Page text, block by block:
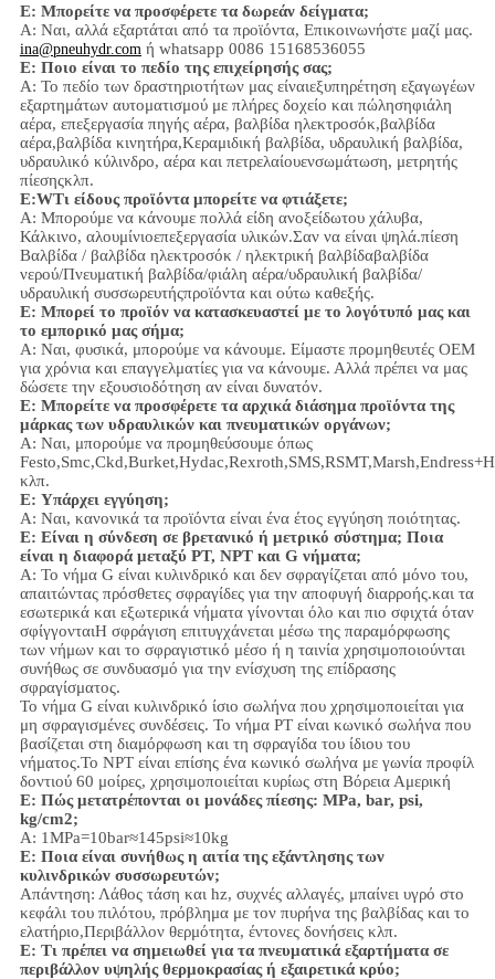
Ε: Μπορείτε να προσφέρετε τα δωρεάν δείγματα;
Α: Ναι, αλλά εξαρτάται από τα προϊόντα, Επικοινωνήστε μαζί μας.
ina@pneuhydr.com ή whatsapp 0086 15168536055
Ε: Ποιο είναι το πεδίο της επιχείρησής σας;
Α: Το πεδίο των δραστηριοτήτων μας είναιεξυπηρέτηση εξαγωγέων
εξαρτημάτων αυτοματισμού με πλήρες δοχείο και πώλησηφιάλη
αέρα, επεξεργασία πηγής αέρα, βαλβίδα ηλεκτροσόκ,βαλβίδα
αέρα,βαλβίδα κινητήρα,Κεραμιδική βαλβίδα, υδραυλική βαλβίδα,
υδραυλικό κύλινδρο, αέρα και πετρελαίουενσωμάτωση, μετρητής
πίεσηςκλπ.
Ε:WΤι είδους προϊόντα μπορείτε να φτιάξετε;
Α: Μπορούμε να κάνουμε πολλά είδη ανοξείδωτου χάλυβα,
Κάλκινο, αλουμίνιοεπεξεργασία υλικών.Σαν να είναι ψηλά.πίεση
Βαλβίδα / βαλβίδα ηλεκτροσόκ / ηλεκτρική βαλβίδαβαλβίδα
νερού/Πνευματική βαλβίδα/φιάλη αέρα/υδραυλική βαλβίδα/
υδραυλική συσσωρευτήςπροϊόντα και ούτω καθεξής.
Ε: Μπορεί το προϊόν να κατασκευαστεί με το λογότυπό μας και
το εμπορικό μας σήμα;
Α: Ναι, φυσικά, μπορούμε να κάνουμε. Είμαστε προμηθευτές OEM
για χρόνια και επαγγελματίες για να κάνουμε. Αλλά πρέπει να μας
δώσετε την εξουσιοδότηση αν είναι δυνατόν.
Ε: Μπορείτε να προσφέρετε τα αρχικά διάσημα προϊόντα της
μάρκας των υδραυλικών και πνευματικών οργάνων;
Α: Ναι, μπορούμε να προμηθεύσουμε όπως
κλπ.
Ε: Υπάρχει εγγύηση;
Α: Ναι, κανονικά τα προϊόντα είναι ένα έτος εγγύηση ποιότητας.
Ε: Είναι η σύνδεση σε βρετανικό ή μετρικό σύστημα; Ποια
είναι η διαφορά μεταξύ PT, NPT και G νήματα;
Α: Το νήμα G είναι κυλινδρικό και δεν σφραγίζεται από μόνο του,
απαιτώντας πρόσθετες σφραγίδες για την αποφυγή διαρροής.και τα
εσωτερικά και εξωτερικά νήματα γίνονται όλο και πιο σφιχτά όταν
σφίγγονταιΗ σφράγιση επιτυγχάνεται μέσω της παραμόρφωσης
των νήμων και το σφραγιστικό μέσο ή η ταινία χρησιμοποιούνται
συνήθως σε συνδυασμό για την ενίσχυση της επίδρασης
σφραγίσματος.
Το νήμα G είναι κυλινδρικό ίσιο σωλήνα που χρησιμοποιείται για
μη σφραγισμένες συνδέσεις. Το νήμα PT είναι κωνικό σωλήνα που
βασίζεται στη διαμόρφωση και τη σφραγίδα του ίδιου του
νήματος.Το NPT είναι επίσης ένα κωνικό σωλήνα με γωνία προφίλ
δοντιού 60 μοίρες, χρησιμοποιείται κυρίως στη Βόρεια Αμερική
Ε: Πώς μετατρέπονται οι μονάδες πίεσης: MPa, bar, psi,
kg/cm2;
Α: 1MPa=10bar≈145psi≈10kg
Ε: Ποια είναι συνήθως η αιτία της εξάντλησης των
κυλινδρικών συσσωρευτών;
Απάντηση: Λάθος τάση και hz, συχνές αλλαγές, μπαίνει υγρό στο
κεφάλι του πιλότου, πρόβλημα με τον πυρήνα της βαλβίδας και το
ελατήριο,Περιβάλλον θερμότητα, έντονες δονήσεις κλπ.
Ε: Τι πρέπει να σημειωθεί για τα πνευματικά εξαρτήματα σε
περιβάλλον υψηλής θερμοκρασίας ή εξαιρετικά κρύο;